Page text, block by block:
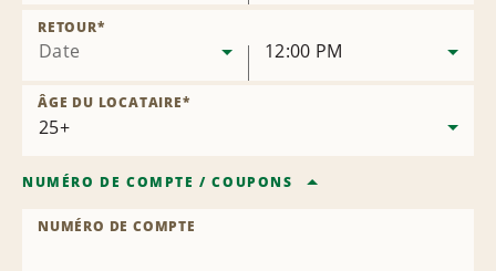
Date
RETOUR*
12:00 PM
ÂGE DU LOCATAIRE*
NUMÉRO DE COMPTE /COUPONS
NUMÉRO DE COMPTE